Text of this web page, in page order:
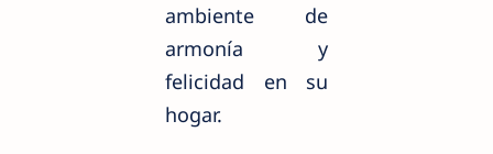
ambiente de
armonía y
felicidad en su
hogar.